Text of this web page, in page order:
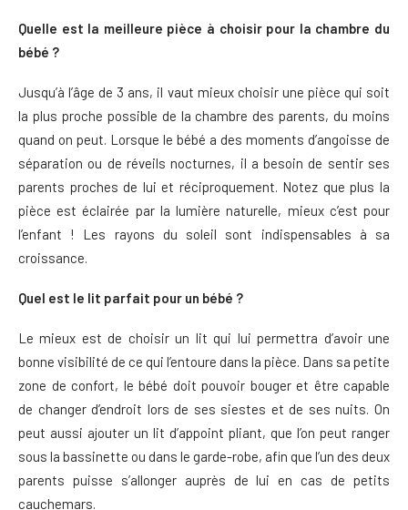
Quelle est la meilleure pièce à choisir pour la chambre du
bébé ?
Jusqu’à l’âge de 3 ans, il vaut mieux choisir une pièce qui soit
la plus proche possible de la chambre des parents, du moins
quand on peut. Lorsque le bébé a des moments d’angoisse de
séparation ou de réveils nocturnes, il a besoin de sentir ses
parents proches de lui et réciproquement. Notez que plus la
pièce est éclairée par la lumière naturelle, mieux c’est pour
l’enfant ! Les rayons du soleil sont indispensables à sa
croissance.
Quel est le lit parfait pour un bébé ?
Le mieux est de choisir un lit qui lui permettra d’avoir une
bonne visibilité de ce qui l’entoure dans la pièce. Dans sa petite
zone de confort, le bébé doit pouvoir bouger et être capable
de changer d’endroit lors de ses siestes et de ses nuits. On
peut aussi ajouter un lit d’appoint pliant, que l’on peut ranger
sous la bassinette ou dans le garde-robe, afin que l’un des deux
parents puisse s’allonger auprès de lui en cas de petits
cauchemars.